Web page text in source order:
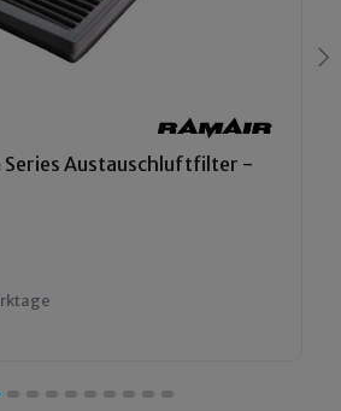
Series Austauschluftfilter -